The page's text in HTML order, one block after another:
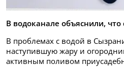
В водоканале объяснили, что
В проблемах с водой в
наступившую жару и
активным поливом